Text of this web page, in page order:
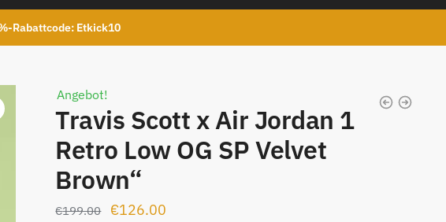
Rabattcode: Etkick10
Angebot!
Travis Scott x Air Jordan 1
Retro Low OG SP Velvet
Brown“
€199.00
Ursprünglicher
€126.00